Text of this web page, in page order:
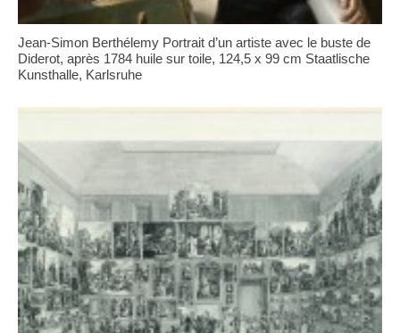
Jean-Simon Berthélemy Portrait d’un artiste avec le buste de
Diderot, après 1784 huile sur toile, 124,5 x 99 cm Staatlische
Kunsthalle, Karlsruhe